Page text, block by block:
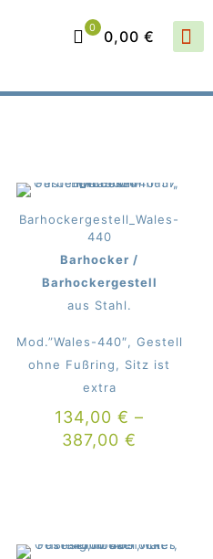
0 0,00 €
Barhockergestell_Wales-
440
Barhocker /
Barhockergestell
aus Stahl.
Mod.”Wales-440″, Gestell
ohne Fußring, Sitz ist
extra
134,00€ –
387,00€